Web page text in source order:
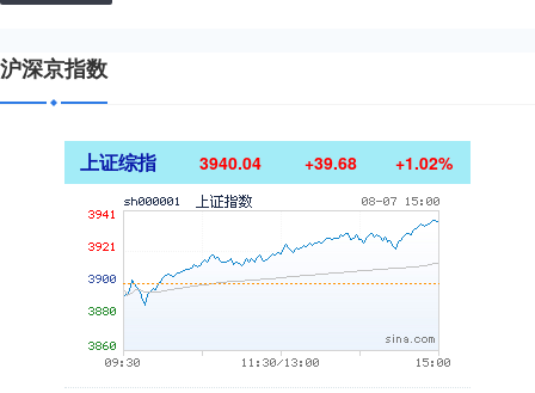
沪深京指数
上证综指 3940.04 +39.68 +1.02%